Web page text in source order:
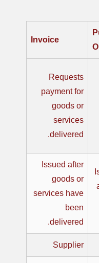
Invoice
Requests
payment for
goods or
services
delivered.
Issued after
goods or
services have
been
delivered.
Supplier